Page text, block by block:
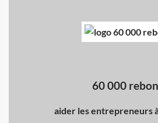
60 000
aider les entrepreneurs